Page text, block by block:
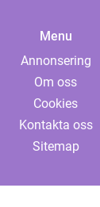
Menu
Annonsering
Om oss
Cookies
Kontakta oss
Sitemap